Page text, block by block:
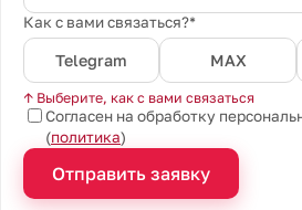
Как с вами связаться?*
Telegram MAX
↑ Выберите, как с вами связаться
Согласен на обработку
(политика)
Отправить заявку